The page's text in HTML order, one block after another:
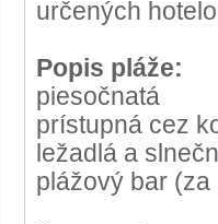
určených
Popis pláže:
piesočnatá
prístupná cez
ležadlá a
plážový bar (za